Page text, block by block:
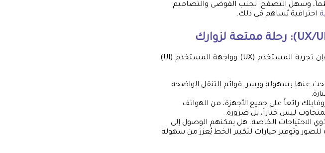
وسهل التصفح. تجنب الفوضى والتصاميم
احترافية يُساهم في ذلك.
إذا كان بروفايلك رقمياً (موقع ويب، ملف PDF تفاعلي)، فإن تجربة المستخدم (UX) وواجهة المستخدم (UI)
عنها بسهولة ويسر. قوائم التنقل الواضحة
رائعاً على جميع الأجهزة، من الهواتف
ليس خياراً، بل ضرورة.
الاحتياجات الخاصة. هل يمكنهم الوصول إلى
وتوفير خيارات لتكبير الخط يُعزز من سهولة